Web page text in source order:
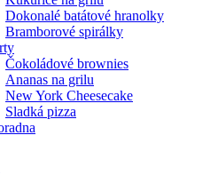
Dokonalé batátové hranolky
Bramborové spirálky
Čokoládové brownies
Ananas na grilu
New York Cheesecake
Sladká pizza